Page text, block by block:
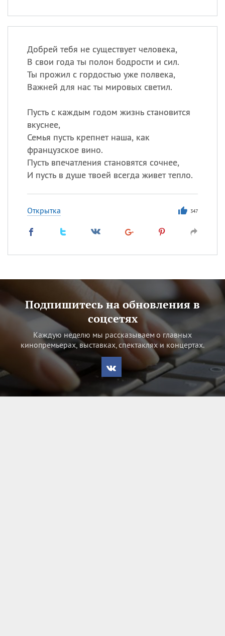
Добрей тебя не существует человека,
В свои года ты полон бодрости и сил.
Ты прожил с гордостью уже полвека,
Важней для нас ты мировых светил.
Пусть с каждым годом жизнь становится
вкуснее,
Семья пусть крепнет наша, как
французское вино.
Пусть впечатления становятся сочнее,
И пусть в душе твоей всегда живет тепло.
Открытка 347
Подпишитесь на обновления в
соцсетях
Каждую неделю мы рассказываем о главных
кинопремьерах, выставках, спектаклях и концертах.